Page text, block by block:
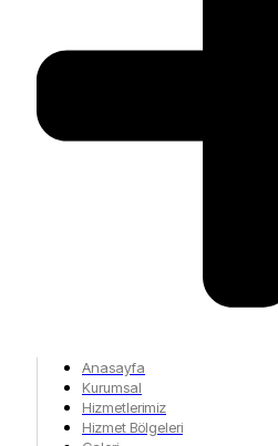
Anasayfa
Kurumsal
Hizmetlerimiz
Hizmet Bölgeleri